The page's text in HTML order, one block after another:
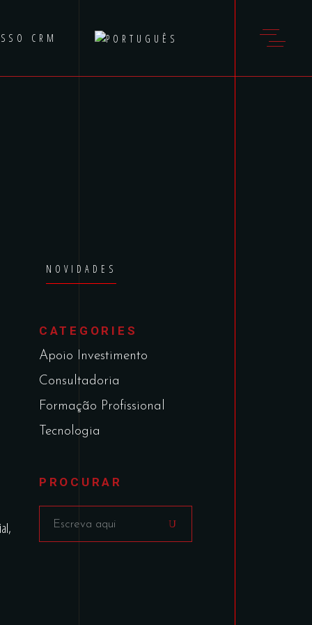
CRM
NOVIDADES
CATEGORIES
Apoio Investimento
Consultadoria
Formação Profissional
Tecnologia
PROCURAR